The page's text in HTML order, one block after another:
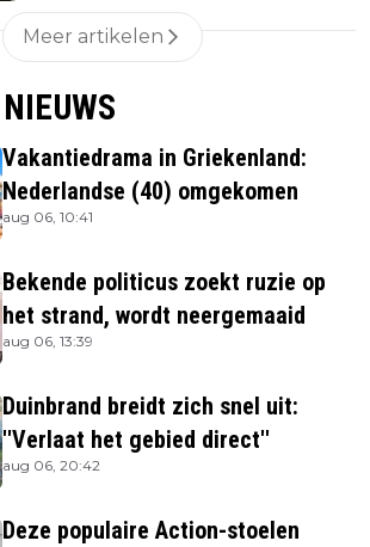
Meer artikelen
Vakantiedrama in Griekenland:
Nederlandse (40) omgekomen
aug 06, 10:41
Bekende politicus zoekt ruzie op
het strand, wordt neergemaaid
aug 06, 13:39
Duinbrand breidt zich snel uit:
''Verlaat het gebied direct''
aug 06, 20:42
Deze populaire Action-stoelen